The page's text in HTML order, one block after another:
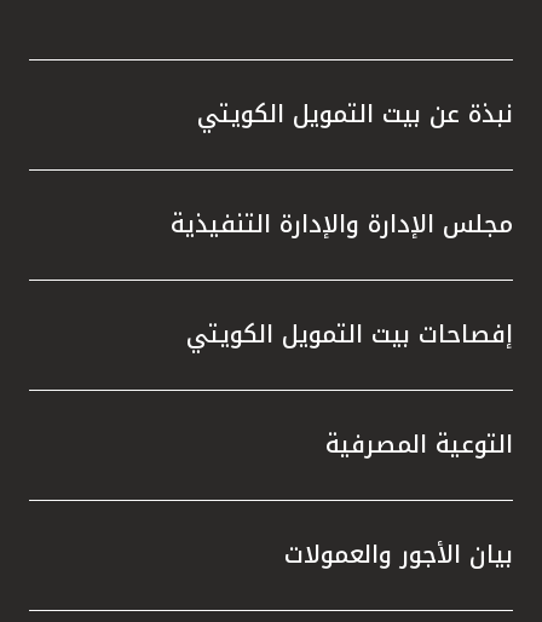
نبذة عن بيت التمويل الكويتي
مجلس الإدارة والإدارة التنفيذية
إفصاحات بيت التمويل الكويتي
التوعية المصرفية
بيان الأجور والعمولات